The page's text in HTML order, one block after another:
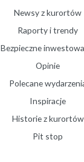
Newsy z kurortów
Raporty i trendy
Bezpieczne
Opinie
Polecane
Inspiracje
Historie z kurortów
Pit stop